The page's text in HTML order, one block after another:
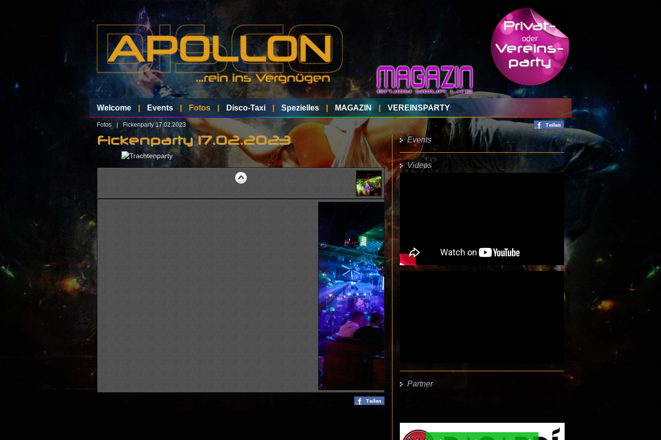
Privat-
oder
Vereins-
party
Welcome Events Fotos Disco-Taxi Spezielles MAGAZIN VEREINSPARTY
Fotos Fickenparty 17.02.2023
Fickenparty 17.02.2023 Events
Videos
Partner